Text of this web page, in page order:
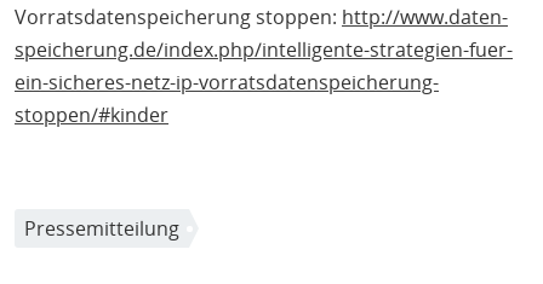
Vorratsdatenspeicherung stoppen: http://www.daten-
speicherung.de/index.php/intelligente-strategien-fuer-
ein-sicheres-netz-ip-vorratsdatenspeicherung-
stoppen/#kinder
Pressemitteilung